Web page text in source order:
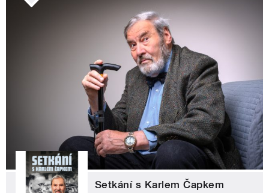
Setkání s Karlem Čapkem